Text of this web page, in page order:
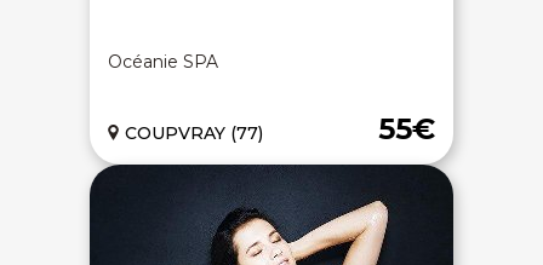
Océanie SPA
55€
COUPVRAY (77)